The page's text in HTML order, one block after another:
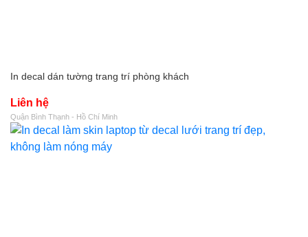
In decal dán tường trang trí phòng khách
Liên hệ
Quận Bình Thạnh - Hồ Chí Minh